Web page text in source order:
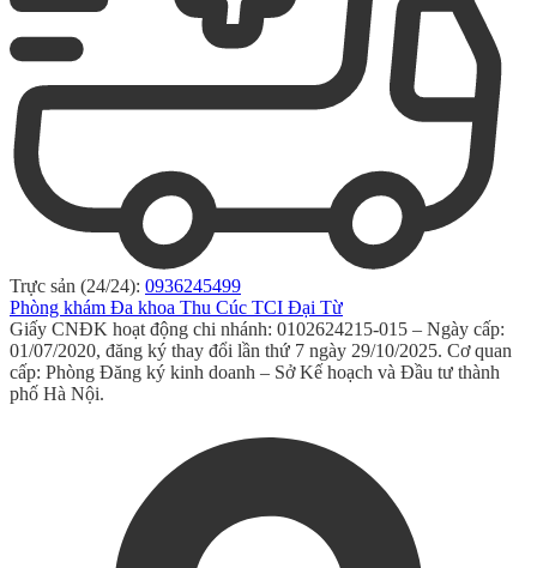
Trực sản (24/24): 0936245499
Phòng khám Đa khoa Thu Cúc TCI Đại Từ
Giấy CNĐK hoạt động chi nhánh: 0102624215-015 – Ngày cấp:
01/07/2020, đăng ký thay đổi lần thứ 7 ngày 29/10/2025. Cơ quan
cấp: Phòng Đăng ký kinh doanh – Sở Kế hoạch và Đầu tư thành
phố Hà Nội.